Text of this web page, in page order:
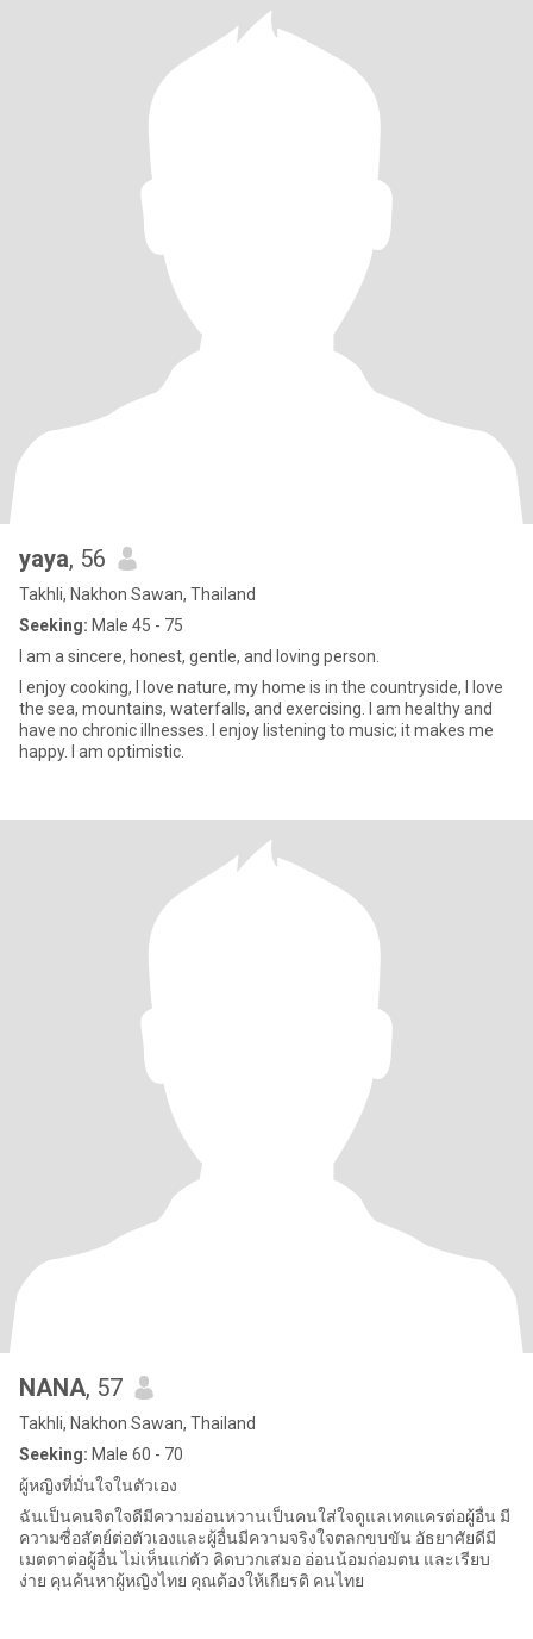
yaya, 56
Takhli, Nakhon Sawan, Thailand
Seeking: Male 45 - 75
I am a sincere, honest, gentle, and loving person.
I enjoy cooking, I love nature, my home is in the countryside, I love
the sea, mountains, waterfalls, and exercising. I am healthy and
have no chronic illnesses. I enjoy listening to music; it makes me
happy. I am optimistic.
NANA, 57
Takhli, Nakhon Sawan, Thailand
Seeking: Male 60 - 70
ผู้หญิงที่มั่นใจในตัวเอง
ฉันเป็นคนจิตใจดีมีความอ่อนหวานเป็นคนใส่ใจดูแลเทคแครต่อผู้อื่น มี
ความซื่อสัตย์ต่อตัวเองและผู้อื่นมีความจริงใจตลกขบขัน อัธยาศัยดีมี
เมตตาต่อผู้อื่น ไม่เห็นแก่ตัว คิดบวกเสมอ อ่อนน้อมถ่อมตน และเรียบ
ง่าย คุนค้นหาผู้หญิงไทย คุณต้องให้เกียรติ คนไทย